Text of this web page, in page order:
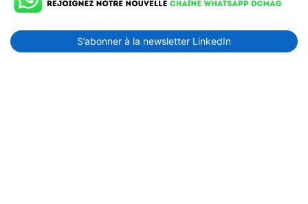
S’abonner à la newsletter LinkedIn